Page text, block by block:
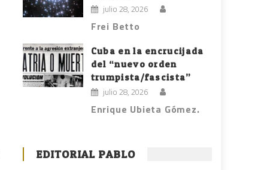
julio 28, 2026
Frei Betto
Cuba en la encrucijada
del “nuevo orden
trumpista/fascista”
julio 28, 2026
Enrique Ubieta Gómez.
EDITORIAL PABLO